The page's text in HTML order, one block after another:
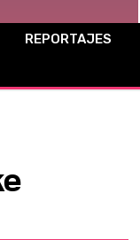
CÓMICS
REPORTAJES